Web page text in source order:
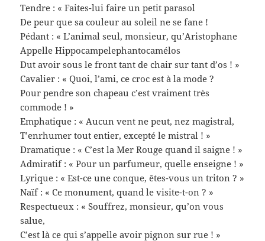
Tendre : « Faites-lui faire un petit parasol
De peur que sa couleur au soleil ne se fane !
Pédant : « L’animal seul, monsieur, qu’Aristophane
Appelle Hippocampelephantocamélos
Dut avoir sous le front tant de chair sur tant d’os ! »
Cavalier : « Quoi, l’ami, ce croc est à la mode ?
Pour pendre son chapeau c’est vraiment très
commode ! »
Emphatique : « Aucun vent ne peut, nez magistral,
T’enrhumer tout entier, excepté le mistral ! »
Dramatique : « C’est la Mer Rouge quand il saigne ! »
Admiratif : « Pour un parfumeur, quelle enseigne ! »
Lyrique : « Est-ce une conque, êtes-vous un triton ? »
Naïf : « Ce monument, quand le visite-t-on ? »
Respectueux : « Souffrez, monsieur, qu’on vous
salue,
C’est là ce qui s’appelle avoir pignon sur rue ! »